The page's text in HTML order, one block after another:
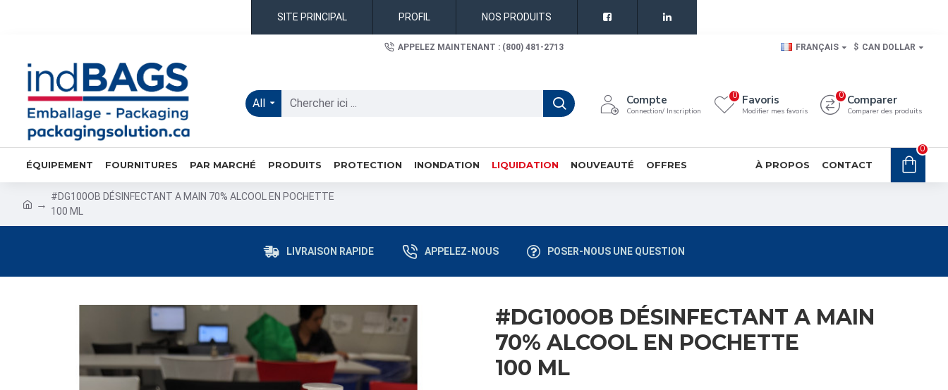
SITE PRINCIPAL PROFIL NOS PRODUITS
APPELEZ MAINTENANT : (800) 481-2713 FRANÇAIS $ CAN DOLLAR
All Compte
Connection/ Inscription
Favoris
Modifier mes favoris
0 Comparer
Comparer des produits
0
ÉQUIPEMENT FOURNITURES PAR MARCHÉ PRODUITS PROTECTION INONDATION LIQUIDATION NOUVEAUTÉ OFFRES À PROPOS CONTACT
0
#DG100OB DÉSINFECTANT A MAIN 70% ALCOOL EN POCHETTE
100 ML
LIVRAISON RAPIDE APPELEZ-NOUS POSER-NOUS UNE QUESTION
#DG100OB DÉSINFECTANT A MAIN
70% ALCOOL EN POCHETTE
100 ML